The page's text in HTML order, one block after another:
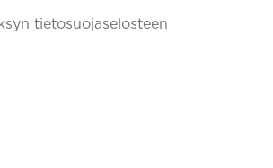
tietosuojaselosteen